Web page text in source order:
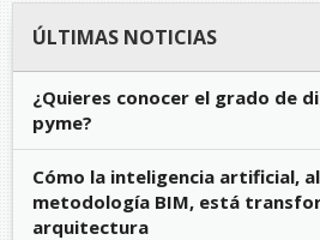
ÚLTIMAS NOTICIAS
¿Quieres conocer el grado de
pyme?
Cómo la inteligencia artificial,
metodología BIM, está
arquitectura